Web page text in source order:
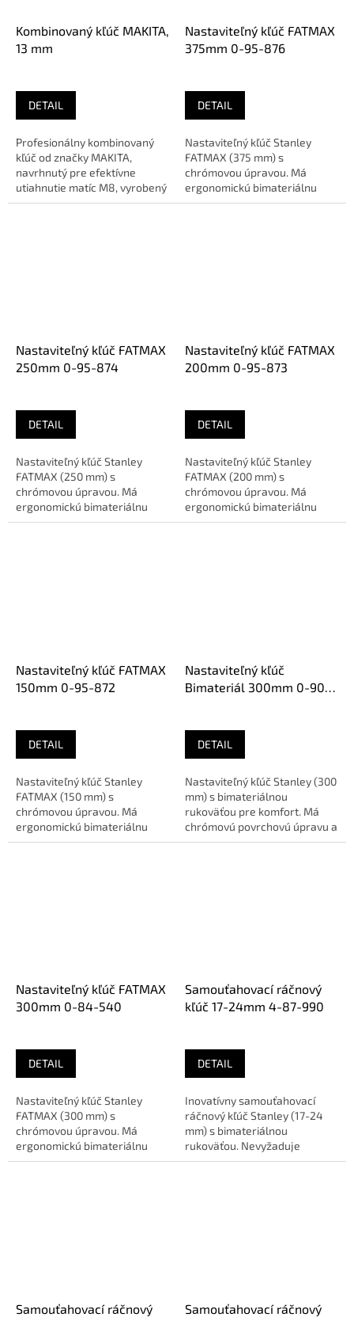
Kombinovaný kľúč MAKITA,
13 mm
DETAIL
Profesionálny kombinovaný
kľúč od značky MAKITA,
navrhnutý pre efektívne
utiahnutie matíc M8, vyrobený
z chróm-vanádiovej ocele. 🔹...
Nastaviteľný kľúč FATMAX
375mm 0-95-876
DETAIL
Nastaviteľný kľúč Stanley
FATMAX (375 mm) s
chrómovou úpravou. Má
ergonomickú bimateriálnu
rukoväť pre komfort a široké
Nastaviteľný kľúč FATMAX
250mm 0-95-874
DETAIL
Nastaviteľný kľúč Stanley
FATMAX (250 mm) s
chrómovou úpravou. Má
ergonomickú bimateriálnu
rukoväť pre komfort a široké
Nastaviteľný kľúč FATMAX
200mm 0-95-873
DETAIL
Nastaviteľný kľúč Stanley
FATMAX (200 mm) s
chrómovou úpravou. Má
ergonomickú bimateriálnu
rukoväť pre komfort a široké
Nastaviteľný kľúč FATMAX
150mm 0-95-872
DETAIL
Nastaviteľný kľúč Stanley
FATMAX (150 mm) s
chrómovou úpravou. Má
ergonomickú bimateriálnu
rukoväť pre komfort a široké
Nastaviteľný kľúč
Bimateriál 300mm 0-90-
DETAIL
Nastaviteľný kľúč Stanley (300
mm) s bimateriálnou
rukoväťou pre komfort. Má
chrómovú povrchovú úpravu a
presnú
Nastaviteľný kľúč FATMAX
300mm 0-84-540
DETAIL
Nastaviteľný kľúč Stanley
FATMAX (300 mm) s
chrómovou úpravou. Má
ergonomickú bimateriálnu
rukoväť pre komfort a široké
Samouťahovací ráčnový
kľúč 17-24mm 4-87-990
DETAIL
Inovatívny samouťahovací
ráčnový kľúč Stanley (17-24
mm) s bimateriálnou
rukoväťou. Nevyžaduje
zosúvanie pri
Samouťahovací ráčnový
Samouťahovací ráčnový